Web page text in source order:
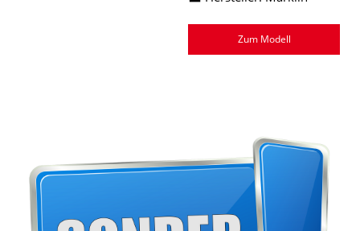
Zum Modell